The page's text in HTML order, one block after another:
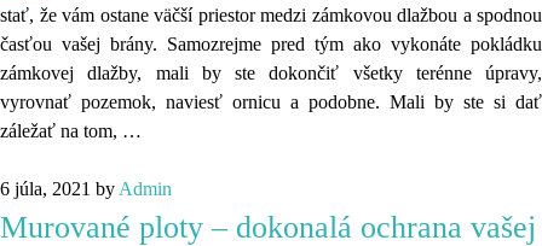
stať, že vám ostane väčší priestor medzi zámkovou dlažbou a spodnou
časťou vašej brány. Samozrejme pred tým ako vykonáte pokládku
zámkovej dlažby, mali by ste dokončiť všetky terénne úpravy,
vyrovnať pozemok, naviesť ornicu a podobne. Mali by ste si dať
záležať na tom, …
6 júla, 2021 by Admin
Murované ploty – dokonalá ochrana vašej